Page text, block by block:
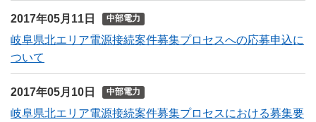
2017年05月11日 中部電力
岐阜県北エリア電源接続案件募集プロセスへの応募申込に
ついて
2017年05月10日 中部電力
岐阜県北エリア電源接続案件募集プロセスにおける募集要